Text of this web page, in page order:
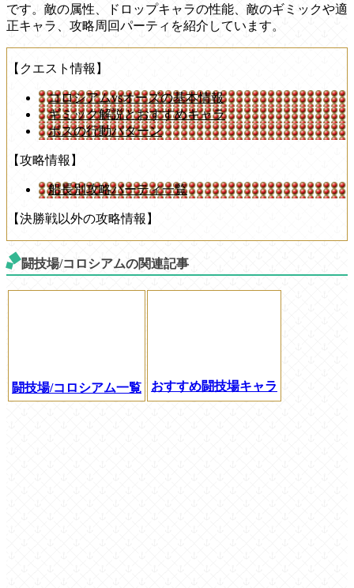
です。敵の属性、ドロップキャラの性能、敵のギミックや適
正キャラ、攻略周回パーティを紹介しています。
【クエスト情報】
コロシアムvsオーズの基本情報
ギミック解説とおすすめキャラ
ボスの行動パターン
【攻略情報】
船長別攻略パーティ一覧
【決勝戦以外の攻略情報】
闘技場/コロシアムの関連記事
闘技場/コロシアム一覧 おすすめ闘技場キャラ